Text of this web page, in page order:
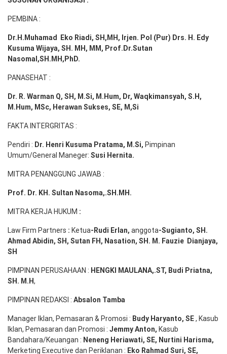
PEMBINA :
Dr.H.Muhamad Eko Riadi, SH,MH , Irjen. Pol (Pur) Drs. H. Edy
Kusuma Wijaya, SH. MH, MM, Prof. Dr.Sutan
Nasomal,SH.MH,PhD.
PANASEHAT :
Dr. R. Warman Q, SH, M.Si, M.Hum, Dr, Waqkimansyah, S.H,
M.Hum, MSc, Herawan Sukses, SE, M,Si
FAKTA INTERGRITAS :
Pendiri : Dr. Henri Kusuma Pratama, M.Si, Pimpinan
Umum/General Maneger: Susi Hernita.
MITRA PENANGGUNG JAWAB :
Prof. Dr. KH. Sultan Nasoma,.SH.MH.
MITRA KERJA HUKUM :
Law Firm Partners : Ketua-Rudi Erlan, anggota-Sugianto, SH.
Ahmad Abidin, SH, Sutan FH, Nasation, SH. M. Fauzie Dianjaya,
SH
PIMPINAN PERUSAHAAN : HENGKI MAULANA,.ST, Budi Priatna,
SH . M.H,
PIMPINAN REDAKSI : Absalon Tamba
Manager Iklan, Pemasaran & Promosi : Budy Haryanto, SE, Kasub
Iklan, Pemasaran dan Promosi : Jemmy Anton, Kasub
Bandahara/Keuangan : Neneng Heriawati, SE, Nurtini Harisma,
Merketing Executive dan Periklanan : Eko Rahmad Suri, SE,